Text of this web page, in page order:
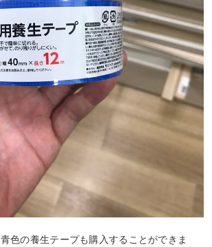
色の養生テープも購入することができま